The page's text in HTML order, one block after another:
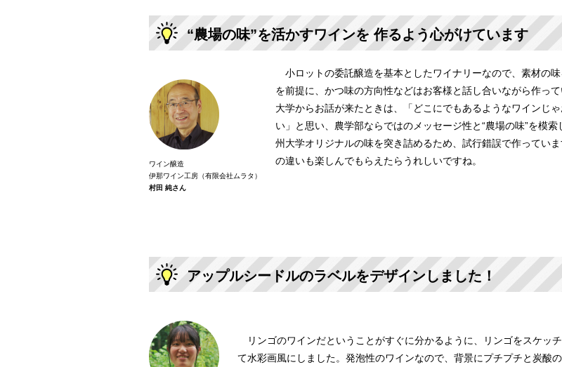
“農場の味”を活かすワインを 作るよう心がけています
ワイン醸造
伊那ワイン工房（有限会社ムラタ）
村田 純さん
小ロットの委託醸造を基本としたワイナリーなので、素材の味
を前提に、かつ味の方向性などはお客様と話し合いながら作って
大学からお話が来たときは、「どこにでもあるようなワインじ
い」と思い、農学部ならではのメッセージ性と“農場の味”を模索
州大学オリジナルの味を突き詰めるため、試行錯誤で作ってい
の違いも楽しんでもらえたらうれしいですね。
アップルシードルのラベルをデザインしました！
リンゴのワインだということがすぐに分かるように、リンゴをスケッ
て水彩画風にしました。発泡性のワインなので、背景にプチプチと炭酸